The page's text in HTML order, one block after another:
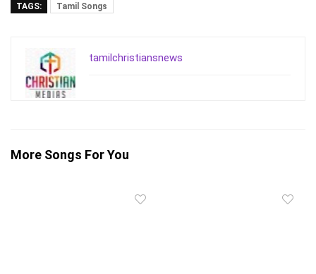
TAGS: Tamil Songs
tamilchristiansnews
More Songs For You